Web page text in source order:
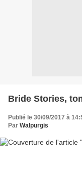
Bride Stories,
Publié le 30/09/2017 à
Par Walpurgis